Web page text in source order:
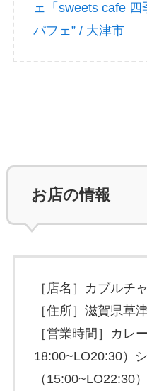
ェ「sweets cafe 四
パフェ” / 大津市
お店の情報
［店名］カブルチ
［住所］滋賀県草
［営業時間］カレ
18:00~LO20:30）
（15:00~LO22:30）